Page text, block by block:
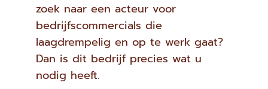
zoek naar een acteur voor
bedrijfscommercials die
laagdrempelig en op te werk gaat?
Dan is dit bedrijf precies wat u
nodig heeft.